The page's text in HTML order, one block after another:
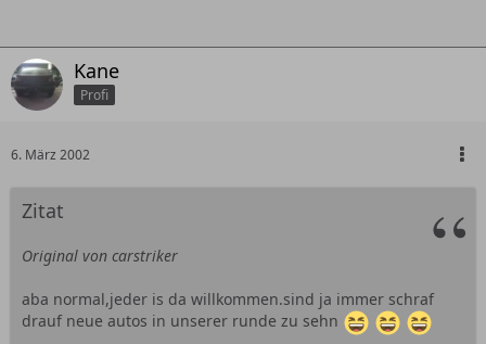
Kane
Profi
6. März 2002
Zitat
Original von carstriker
aba normal,jeder is da willkommen.sind ja immer schraf
drauf neue autos in unserer runde zu sehn